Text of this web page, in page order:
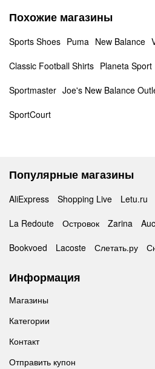
Похожие магазины
Sports Shoes Puma New Balance
Classic Football Shirts Planeta Sport
Sportmaster Joe's New Balance
SportCourt
Популярные магазины
AliExpress Shopping Live Letu.ru
La Redoute
Островок Zarina
Bookvoed
Lacoste Слетать.ру
Информация
Магазины
Категории
Контакт
Отправить купон